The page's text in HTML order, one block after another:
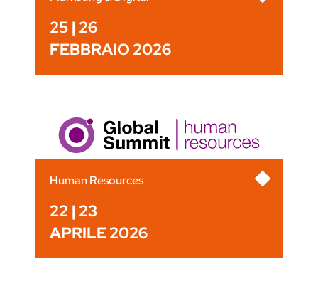
25 | 26
FEBBRAIO 2026
Human Resources
22 | 23
APRILE 2026